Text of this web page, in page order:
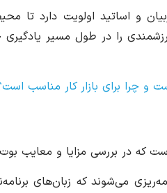
و اساتید اولویت دارد تا
را در طول مسیر
و چرا برای بازار کار مناسب
که در بررسی مزایا و معایب
می‌شوند که زبان‌های